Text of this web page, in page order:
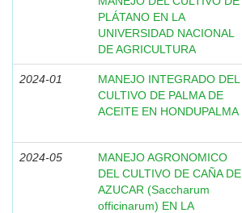
PLÁTANO EN LA
UNIVERSIDAD NACIONAL
DE AGRICULTURA
2024-01
MANEJO INTEGRADO DEL
CULTIVO DE PALMA DE
ACEITE EN HONDUPALMA
2024-05
MANEJO AGRONOMICO
DEL CULTIVO DE CAÑA DE
AZUCAR (Saccharum
officinarum) EN LA